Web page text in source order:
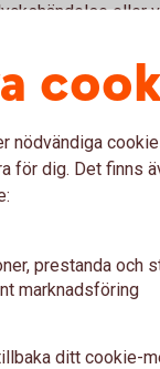
eller
fordon
nödvändiga
för dig. Det finns
prestanda och
marknadsföring
ditt cookie-